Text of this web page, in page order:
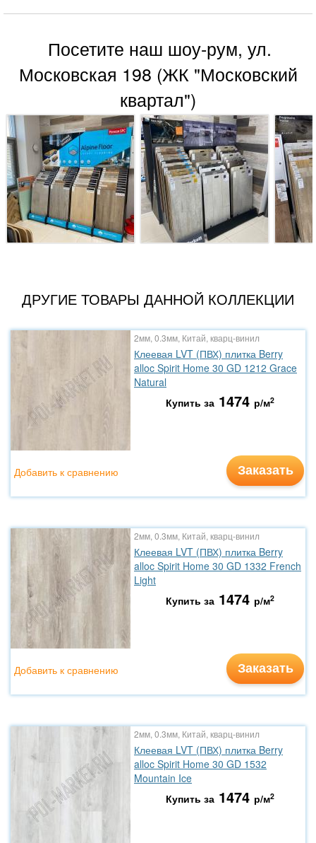
Посетите наш шоу-рум, ул.
Московская 198 (ЖК "Московский
квартал")
ДРУГИЕ ТОВАРЫ ДАННОЙ КОЛЛЕКЦИИ
2мм, 0.3мм, Китай, кварц-винил
Клеевая LVT (ПВХ) плитка Berry
alloc Spirit Home 30 GD 1212 Grace
Natural
Купить за 1474 р/м2
Заказать
Добавить к сравнению
2мм, 0.3мм, Китай, кварц-винил
Клеевая LVT (ПВХ) плитка Berry
alloc Spirit Home 30 GD 1332 French
Light
Купить за 1474 р/м2
Заказать
Добавить к сравнению
2мм, 0.3мм, Китай, кварц-винил
Клеевая LVT (ПВХ) плитка Berry
alloc Spirit Home 30 GD 1532
Mountain Ice
Купить за 1474 р/м2